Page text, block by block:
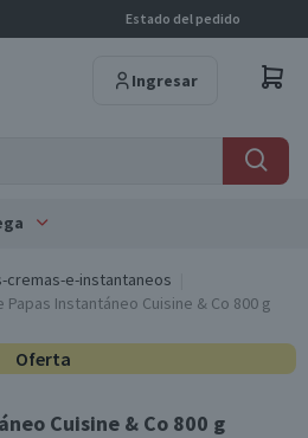
Estado del pedido
Ingresar
cremas-e-instantaneos
Papas Instantáneo Cuisine & Co 800 g
Oferta
Cuisine & Co 800 g